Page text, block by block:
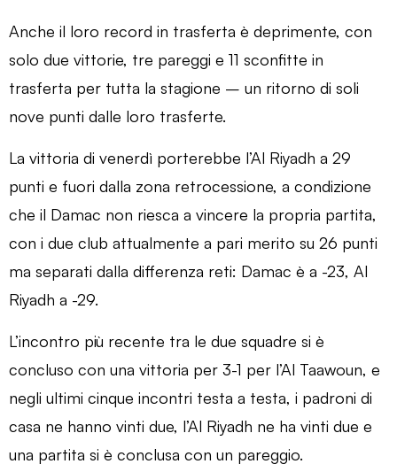
Anche il loro record in trasferta è deprimente, con
solo due vittorie, tre pareggi e 11 sconfitte in
trasferta per tutta la stagione – un ritorno di soli
nove punti dalle loro trasferte.
La vittoria di venerdì porterebbe l’Al Riyadh a 29
punti e fuori dalla zona retrocessione, a condizione
che il Damac non riesca a vincere la propria partita,
con i due club attualmente a pari merito su 26 punti
ma separati dalla differenza reti: Damac è a -23, Al
Riyadh a -29.
L’incontro più recente tra le due squadre si è
concluso con una vittoria per 3-1 per l’Al Taawoun, e
negli ultimi cinque incontri testa a testa, i padroni di
casa ne hanno vinti due, l’Al Riyadh ne ha vinti due e
una partita si è conclusa con un pareggio.